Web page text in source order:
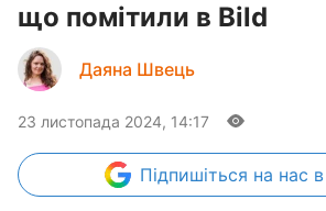
що помітили в Bild
Даяна Швець
23 листопада 2024, 14:17
Підпишіться на нас